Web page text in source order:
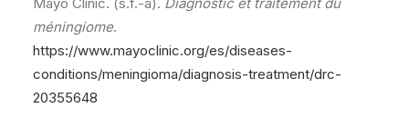
méningiome.
https://www.mayoclinic.org/es/diseases-
conditions/meningioma/diagnosis-treatment/drc-
20355648